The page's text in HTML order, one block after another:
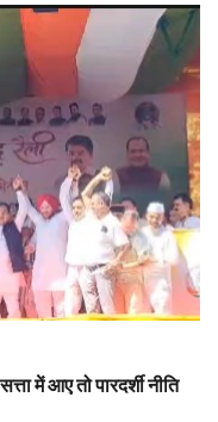
में आए तो पारदर्शी नीति